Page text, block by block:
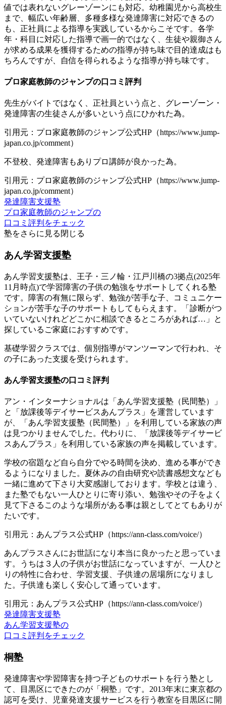
値では表れないグレーゾーンにも対応。幼稚園児から高校生
まで、幅広い年齢層、多種多様な発達障害に対応できるの
も、正社員による指導を実践しているからこそです。各学
年・科目に対応した指導で画一的ではなく、生徒や親御さん
が求める成果を獲得するための指導が持ち味で目的達成はも
ちろんですが、自信を得られるような指導が持ち味です。
プロ家庭教師のジャンプの口コミ評判
先生がバイトではなく、正社員という点と、グレーゾーン・
発達障害の生徒さんが多いという点にひかれた為。
引用元：プロ家庭教師のジャンプ公式HP（https://www.jump-
japan.co.jp/comment）
不登校、発達障害もありプロ講師が良かった為。
引用元：プロ家庭教師のジャンプ公式HP（https://www.jump-
japan.co.jp/comment）
発達障害支援塾
プロ家庭教師のジャンプの
口コミ評判をチェック
塾をさらに見る 閉じる
あん学習支援塾
あん学習支援塾は、王子・三ノ輪・江戸川橋の3拠点(2025年
11月時点)で学習障害の子供の勉強をサポートしてくれる塾
です。障害の有無に限らず、勉強が苦手な子、コミュニケー
ションが苦手な子のサポートもしてもらえます。「診断がつ
いていないけれどどこかに相談できるところがあれば…」と
探しているご家庭におすすめです。
基礎学習クラスでは、個別指導がマンツーマンで行われ、そ
の子にあった支援を受けられます。
あん学習支援塾の口コミ評判
アン・インターナショナルは「あん学習支援塾（民間塾）」
と「放課後等デイサービスあんプラス」を運営しています
が、「あん学習支援塾（民間塾）」を利用している家族の声
は見つかりませんでした。代わりに、「放課後等デイサービ
スあんプラス」を利用している家族の声を掲載しています。
学校の宿題など自ら自分でやる時間を決め、進める事ができ
るようになりました。夏休みの自由研究や読書感想文なども
一緒に進めて下さり大変感謝しております。学校とは違う、
また塾でもない一人ひとりに寄り添い、勉強やその子をよく
見て下さるこのような場所がある事は親としてとてもありが
たいです。
引用元：あんプラス公式HP（https://ann-class.com/voice/）
あんプラスさんにお世話になり本当に良かったと思っていま
す。うちは３人の子供がお世話になっていますが、一人ひと
りの特性に合わせ、学習支援、子供達の居場所になりまし
た。子供達も楽しく安心して通っています。
引用元：あんプラス公式HP（https://ann-class.com/voice/）
発達障害支援塾
あん学習支援塾の
口コミ評判をチェック
桐塾
発達障害や学習障害を持つ子どものサポートを行う塾とし
て、目黒区にできたのが「桐塾」です。2013年末に東京都の
認可を受け、児童発達支援サービスを行う教室を目黒区に開